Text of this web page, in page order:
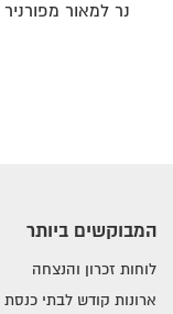
נר למאור מפורניר
המבוקשים ביותר
לוחות זכרון והנצחה
ארונות קודש לבתי כנסת